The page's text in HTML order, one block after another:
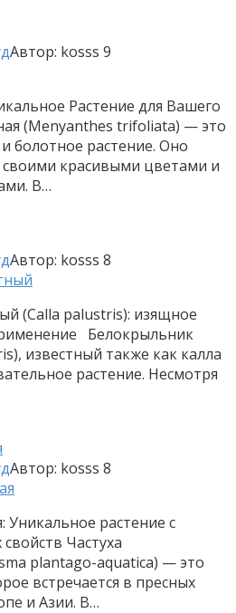
Автор: kosss 9
Растение для Вашего
(Menyanthes trifoliata) — это
болотное растение. Оно
красивыми цветами и
В…
Автор: kosss 8
(Calla palustris): изящное
Белокрыльник
известный также как калла
растение. Несмотря
Автор: kosss 8
Уникальное растение с
Частуха
plantago-aquatica) — это
встречается в пресных
и Азии. В…